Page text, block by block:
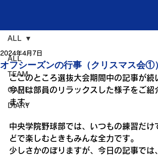
ALL
TEAM
GAME
DIARY
ALL
オフシーズンの行事（クリスマス会①
2024年4月7日
ここのところ選抜大会期間中の記事が続
今日は部員のリラックスした様子をご紹
ます。
中央学院野球部では、いつもの練習だけ
どで楽しむときもみんな全力です。
少しさかのぼりますが、今日の記事では